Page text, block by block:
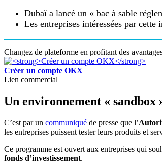
Dubaï a lancé un « bac à sable
Les entreprises intéressées par
Changez de plateforme en profitant des
Créer un compte OKX
Lien commercial
Un environnement «
C’est par un communiqué de presse que l’
les entreprises puissent tester leurs produits et
Ce programme est ouvert aux entreprises qui
fonds d’investissement.